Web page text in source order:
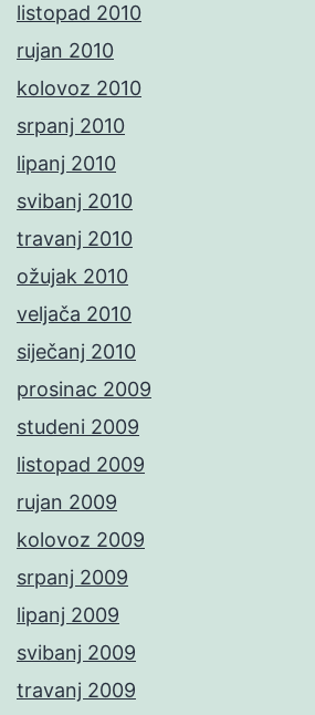
listopad 2010
rujan 2010
kolovoz 2010
srpanj 2010
lipanj 2010
svibanj 2010
travanj 2010
ožujak 2010
veljača 2010
siječanj 2010
prosinac 2009
studeni 2009
listopad 2009
rujan 2009
kolovoz 2009
srpanj 2009
lipanj 2009
svibanj 2009
travanj 2009